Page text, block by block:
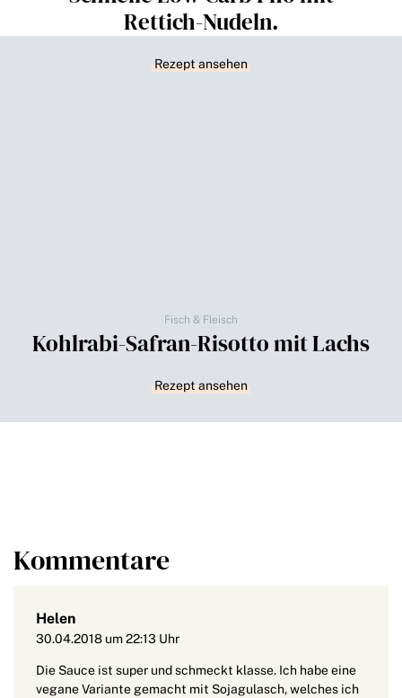
Rettich-Nudeln.
Rezept ansehen
Fisch & Fleisch
Kohlrabi-Safran-Risotto mit Lachs
Rezept ansehen
Kommentare
Helen
30.04.2018 um 22:13 Uhr
Die Sauce ist super und schmeckt klasse. Ich habe eine
vegane Variante gemacht mit Sojagulasch, welches ich